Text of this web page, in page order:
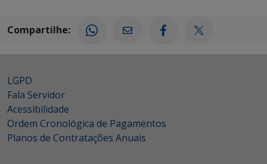
Compartilhe:
LGPD
Fala Servidor
Acessibilidade
Ordem Cronológica de Pagamentos
Planos de Contratações Anuais